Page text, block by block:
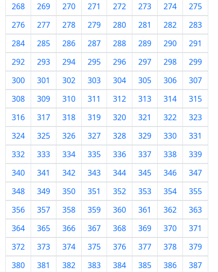
268
269 270 271 272 273 274
275
276
277 278 279 280 281 282
283
284
285 286 287 288 289 290
291
292
293 294 295 296 297 298
299
300
301 302 303 304 305 306
307
308
309 310 311 312 313 314
315
316
317 318 319 320 321 322
323
324
325 326 327 328 329 330
331
332
333 334 335 336 337 338
339
340
341 342 343 344 345 346
347
348
349 350 351 352 353 354
355
356
357 358 359 360 361 362
363
364
365 366 367 368 369 370
371
372
373 374 375 376 377 378
379
380
381 382 383 384 385 386 387